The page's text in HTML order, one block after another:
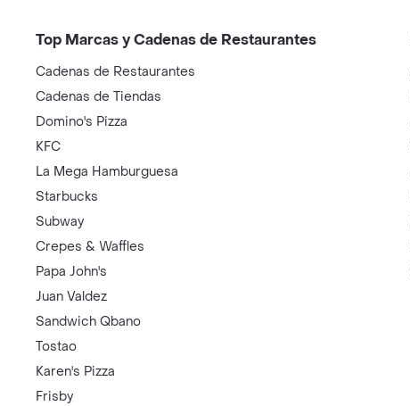
Top Marcas y Cadenas de Restaurantes
Cadenas de Restaurantes
Cadenas de Tiendas
Domino's Pizza
KFC
La Mega Hamburguesa
Starbucks
Subway
Crepes & Waffles
Papa John's
Juan Valdez
Sandwich Qbano
Tostao
Karen's Pizza
Frisby